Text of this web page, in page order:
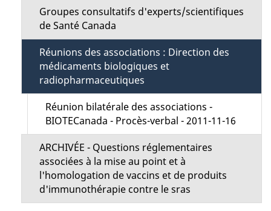
M
Groupes consultatifs d'experts/scientifiques
de Santé Canada
Réunions des associations : Direction des
médicaments biologiques et
radiopharmaceutiques
Réunion bilatérale des associations -
BIOTECanada - Procès-verbal - 2011-11-16
ARCHIVÉE - Questions réglementaires
associées à la mise au point et à
l'homologation de vaccins et de produits
d'immunothérapie contre le sras